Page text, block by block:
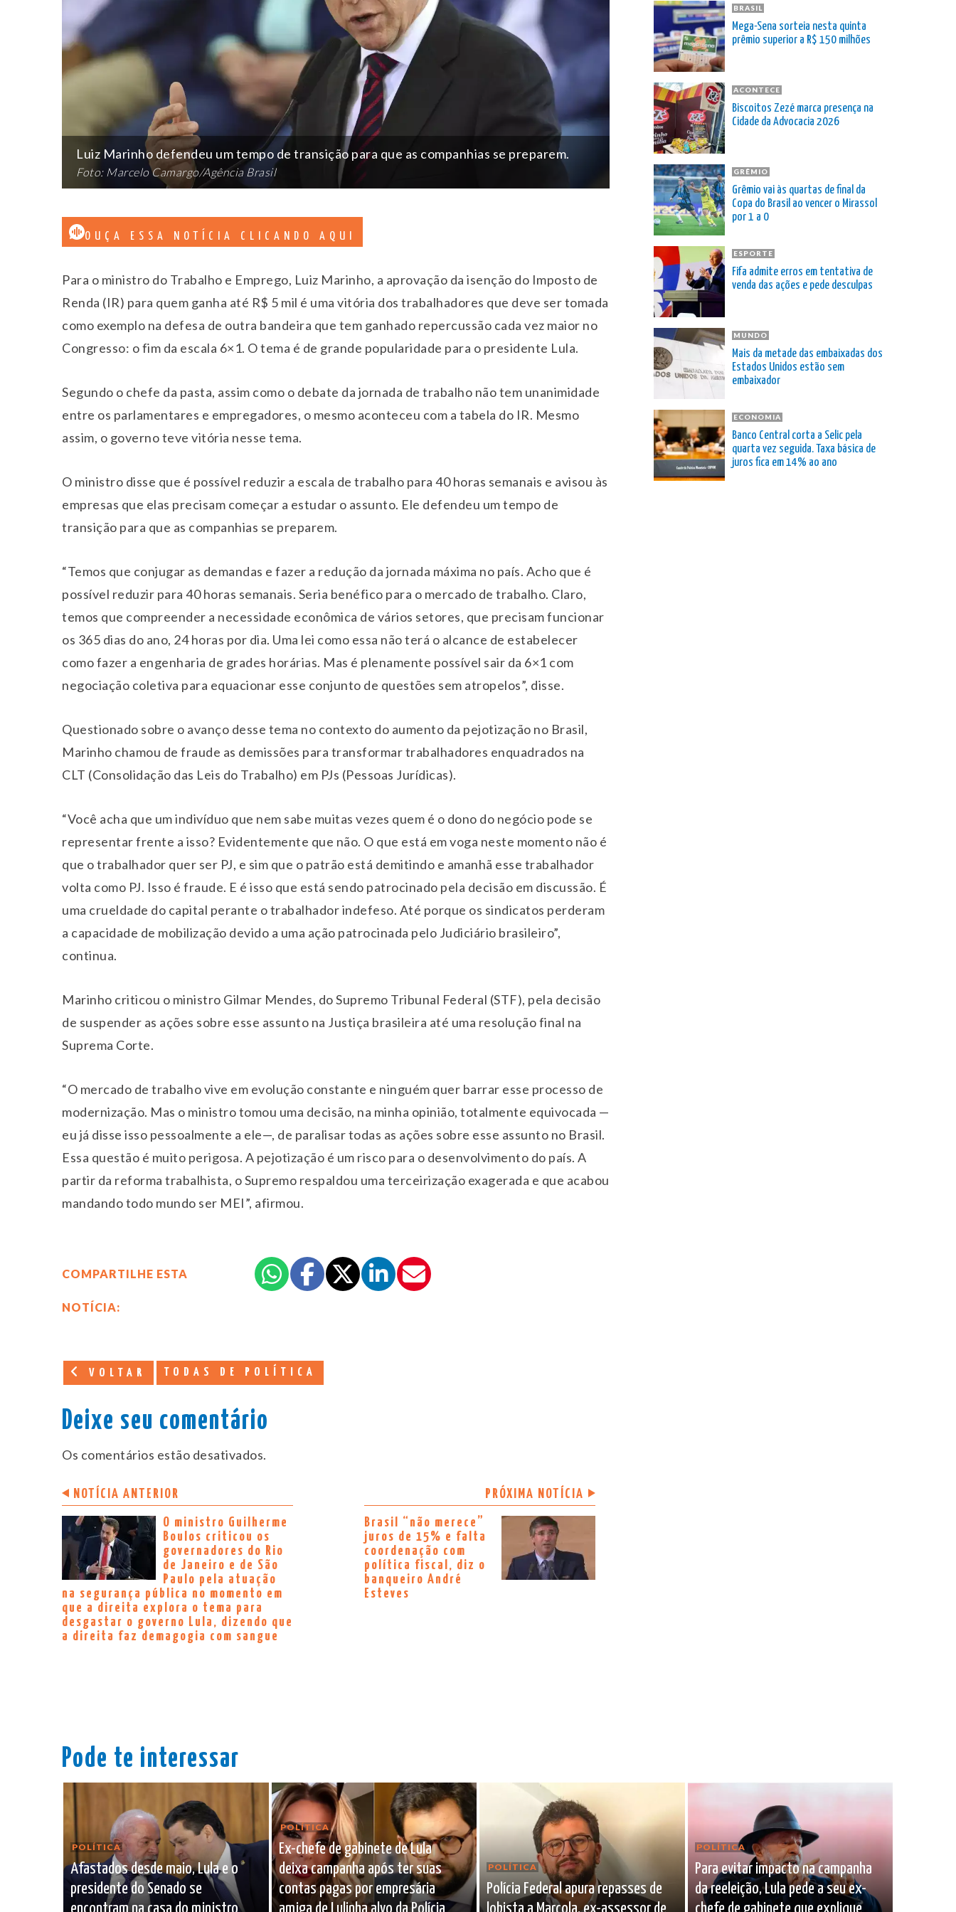
Luiz Marinho defendeu um tempo de transição para que as companhias se preparem.
Foto: Marcelo Camargo/Agência Brasil
OUÇA ESSA NOTÍCIA CLICANDO AQUI
Para o ministro do Trabalho e Emprego, Luiz Marinho, a aprovação da isenção do Imposto de
Renda (IR) para quem ganha até R$ 5 mil é uma vitória dos trabalhadores que deve ser tomada
como exemplo na defesa de outra bandeira que tem ganhado repercussão cada vez maior no
Congresso: o fim da escala 6×1. O tema é de grande popularidade para o presidente Lula.
Segundo o chefe da pasta, assim como o debate da jornada de trabalho não tem unanimidade
entre os parlamentares e empregadores, o mesmo aconteceu com a tabela do IR. Mesmo
assim, o governo teve vitória nesse tema.
O ministro disse que é possível reduzir a escala de trabalho para 40 horas semanais e avisou às
empresas que elas precisam começar a estudar o assunto. Ele defendeu um tempo de
transição para que as companhias se preparem.
“Temos que conjugar as demandas e fazer a redução da jornada máxima no país. Acho que é
possível reduzir para 40 horas semanais. Seria benéfico para o mercado de trabalho. Claro,
temos que compreender a necessidade econômica de vários setores, que precisam funcionar
os 365 dias do ano, 24 horas por dia. Uma lei como essa não terá o alcance de estabelecer
como fazer a engenharia de grades horárias. Mas é plenamente possível sair da 6×1 com
negociação coletiva para equacionar esse conjunto de questões sem atropelos”, disse.
Questionado sobre o avanço desse tema no contexto do aumento da pejotização no Brasil,
Marinho chamou de fraude as demissões para transformar trabalhadores enquadrados na
CLT (Consolidação das Leis do Trabalho) em PJs (Pessoas Jurídicas).
“Você acha que um indivíduo que nem sabe muitas vezes quem é o dono do negócio pode se
representar frente a isso? Evidentemente que não. O que está em voga neste momento não é
que o trabalhador quer ser PJ, e sim que o patrão está demitindo e amanhã esse trabalhador
volta como PJ. Isso é fraude. E é isso que está sendo patrocinado pela decisão em discussão. É
uma crueldade do capital perante o trabalhador indefeso. Até porque os sindicatos perderam
a capacidade de mobilização devido a uma ação patrocinada pelo Judiciário brasileiro”,
continua.
Marinho criticou o ministro Gilmar Mendes, do Supremo Tribunal Federal (STF), pela decisão
de suspender as ações sobre esse assunto na Justiça brasileira até uma resolução final na
Suprema Corte.
“O mercado de trabalho vive em evolução constante e ninguém quer barrar esse processo de
modernização. Mas o ministro tomou uma decisão, na minha opinião, totalmente equivocada —
eu já disse isso pessoalmente a ele—, de paralisar todas as ações sobre esse assunto no Brasil.
Essa questão é muito perigosa. A pejotização é um risco para o desenvolvimento do país. A
partir da reforma trabalhista, o Supremo respaldou uma terceirização exagerada e que acabou
mandando todo mundo ser MEI”, afirmou.
COMPARTILHE ESTA
NOTÍCIA:
VOLTAR TODAS DE POLÍTICA
Deixe seu comentário
Os comentários estão desativados.
NOTÍCIA ANTERIOR
O ministro Guilherme
Boulos criticou os
governadores do Rio
de Janeiro e de São
Paulo pela atuação
na segurança pública no momento em
que a direita explora o tema para
desgastar o governo Lula, dizendo que
a direita faz demagogia com sangue
PRÓXIMA NOTÍCIA
Brasil “não merece”
juros de 15% e falta
coordenação com
política fiscal, diz o
banqueiro André
Esteves
BRASIL
Mega-Sena sorteia nesta quinta
prêmio superior a R$ 150 milhões
ACONTECE
Biscoitos Zezé marca presença na
Cidade da Advocacia 2026
GRÊMIO
Grêmio vai às quartas de final da
Copa do Brasil ao vencer o Mirassol
por 1 a 0
ESPORTE
Fifa admite erros em tentativa de
venda das ações e pede desculpas
MUNDO
Mais da metade das embaixadas dos
Estados Unidos estão sem
embaixador
ECONOMIA
Banco Central corta a Selic pela
quarta vez seguida. Taxa básica de
juros fica em 14% ao ano
Pode te interessar
POLÍTICA
Afastados desde maio, Lula e o
presidente do Senado se
encontram na casa do ministro
POLÍTICA
Ex-chefe de gabinete de Lula
deixa campanha após ter suas
contas pagas por empresária
amiga de Lulinha alvo da Polícia
POLÍTICA
Polícia Federal apura repasses de
lobista a Marcola, ex-assessor de
POLÍTICA
Para evitar impacto na campanha
da reeleição, Lula pede a seu ex-
chefe de gabinete que explique